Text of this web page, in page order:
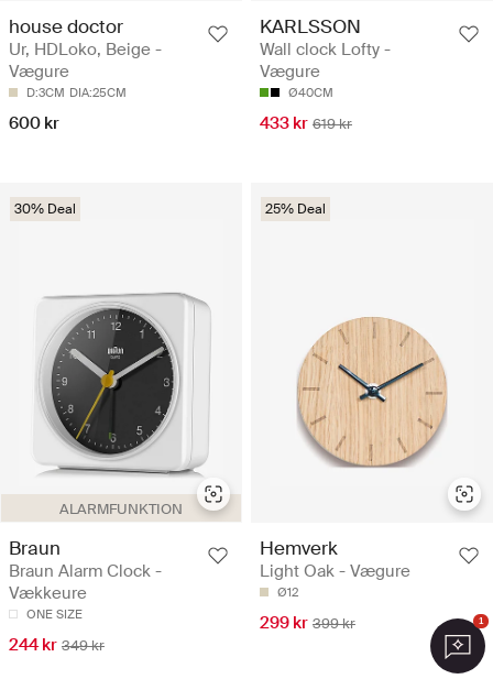
house doctor
Ur, HDLoko, Beige -
Vægure
D:3CM DIA:25CM
600 kr
KARLSSON
Wall clock Lofty -
Vægure
Ø40CM
433 kr 619 kr
ALARMFUNKTION
30% Deal
Braun
Braun Alarm Clock -
Vækkeure
ONE SIZE
244 kr 349 kr
25% Deal
Hemverk
Light Oak - Vægure
Ø12
299 kr 399 kr 1